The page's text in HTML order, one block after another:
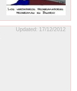
Updated: 17/12/2012